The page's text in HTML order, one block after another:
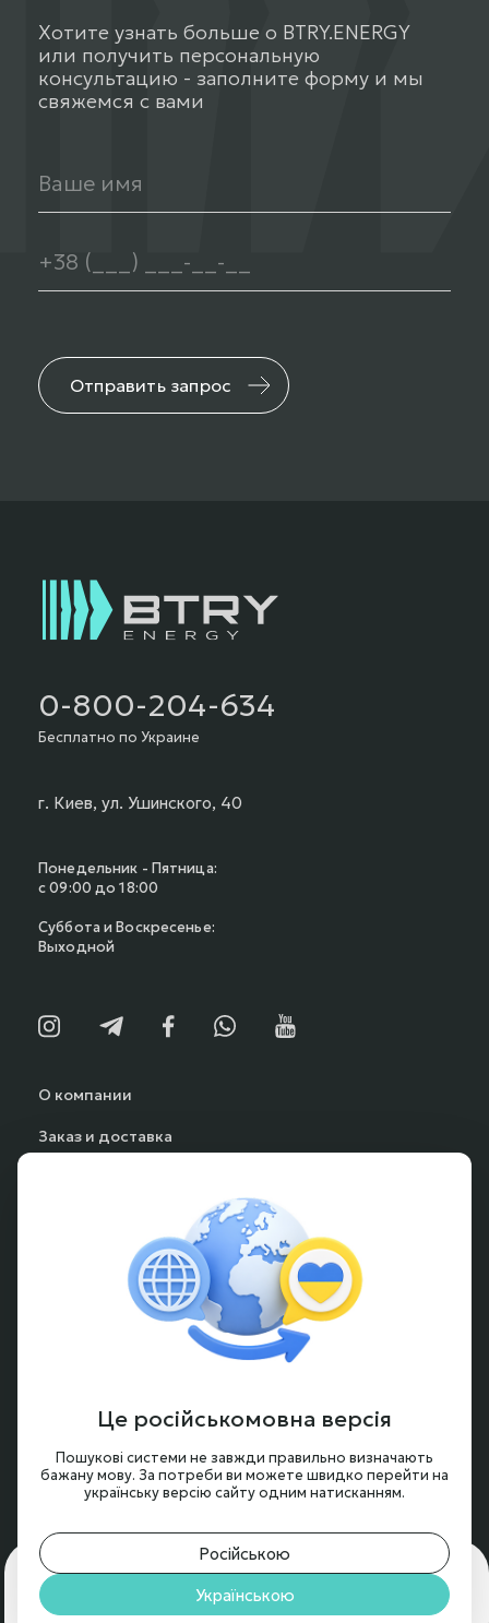
Хотите узнать больше о BTRY.ENERGY
или получить персональную
консультацию - заполните форму и мы
свяжемся с вами
Отправить запрос
О компании
Заказ и доставка
Гарантия и возврат
Аккумуляторы под заказ
Условия оформления заказа
Контакты
0-800-204-634
Бесплатно по Украине
г. Киев, ул. Ушинского, 40
Понедельник - Пятница:
с 09:00 до 18:00
Суббота и Воскресенье:
Выходной
© 2024 - 2026, BTRY.ENERGY
Це російськомовна версія
Пошукові системи не завжди правильно визначають
бажану мову. За потреби ви можете швидко перейти на
українську версію сайту одним натисканням.
Російською
Українською
Для чего нам нужны cookie?🍪 Мы используем cookie,
чтобы обеспечить вам максимальное удобство на